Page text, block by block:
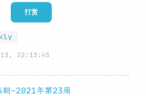
打赏
22:13:45
期-2021年第23周